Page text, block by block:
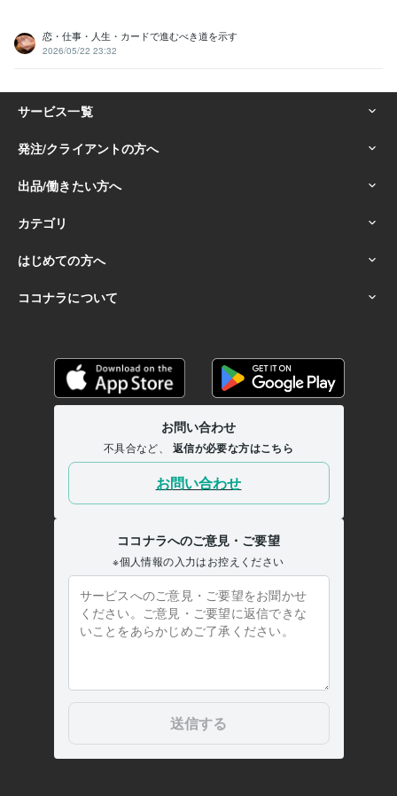
恋・仕事・人生・カードで進むべき道を示す
2026/05/22 23:32